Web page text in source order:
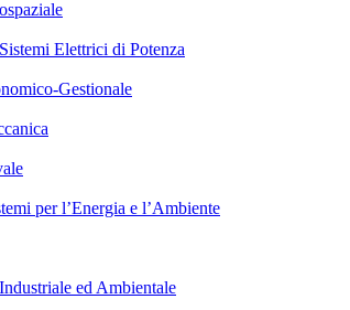
Elettrici di Potenza
Gestionale
per l’Energia e l’Ambiente
ed Ambientale